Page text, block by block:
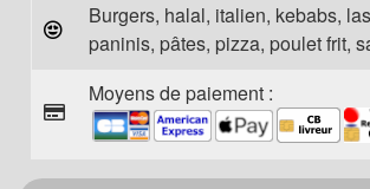
Burgers, halal, italien, kebabs,
paninis, pâtes, pizza, poulet frit,
Moyens de paiement :